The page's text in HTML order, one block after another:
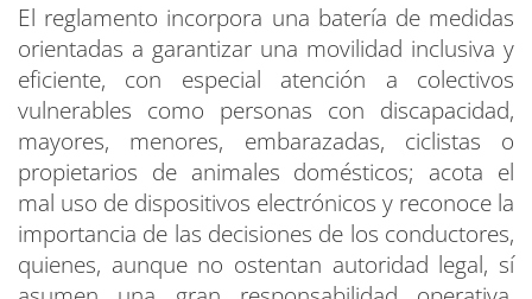
El reglamento incorpora una batería de medidas
orientadas a garantizar una movilidad inclusiva y
eficiente, con especial atención a colectivos
vulnerables como personas con discapacidad,
mayores, menores, embarazadas, ciclistas o
propietarios de animales domésticos; acota el
mal uso de dispositivos electrónicos y reconoce la
importancia de las decisiones de los conductores,
quienes, aunque no ostentan autoridad legal, sí